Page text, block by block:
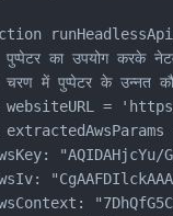
का उपयोग करके
में पुप्पेटर के उन्नत
websiteURL =
extractedAwsParams